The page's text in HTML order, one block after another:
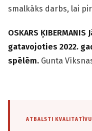
smalkāks darbs, lai
OSKARS
gatavojoties 2022.
spēlēm. Gunta
ATBALSTI